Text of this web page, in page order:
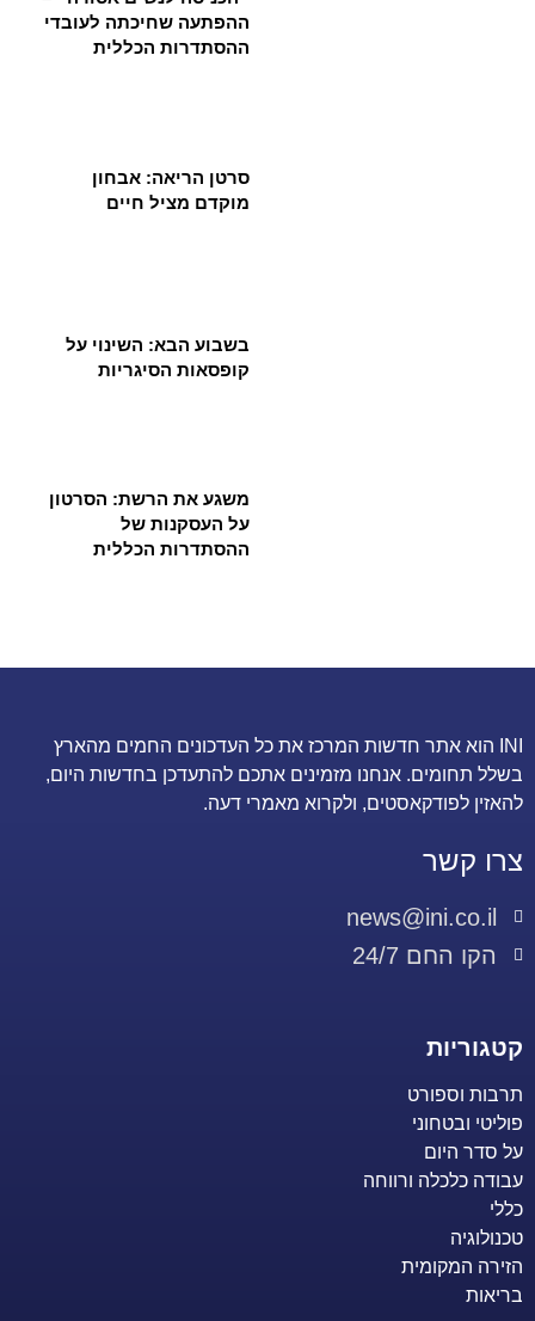
ההפתעה שחיכתה לעובדי
ההסתדרות הכללית
סרטן הריאה: אבחון
מוקדם מציל חיים
בשבוע הבא: השינוי על
קופסאות הסיגריות
משגע את הרשת: הסרטון
על העסקנות של
ההסתדרות הכללית
INI הוא אתר חדשות המרכז את כל העדכונים החמים מהארץ
בשלל תחומים. אנחנו מזמינים אתכם להתעדכן בחדשות היום,
להאזין לפודקאסטים, ולקרוא מאמרי דעה.
צרו קשר
news@ini.co.il
הקו החם 24/7
קטגוריות
תרבות וספורט
פוליטי ובטחוני
על סדר היום
עבודה כלכלה ורווחה
כללי
טכנולוגיה
הזירה המקומית
בריאות